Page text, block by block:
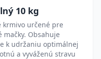
10 kg
krmivo určené pre
mačky. Obsahuje
k udržaniu optimálnej
a vyváženú stravu